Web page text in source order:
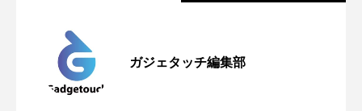
ガジェタッチ編集部
2026.05.04
2026.04.24